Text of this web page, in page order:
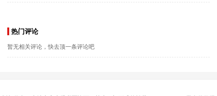
热门评论
暂无相关评论，快去顶一条评论吧